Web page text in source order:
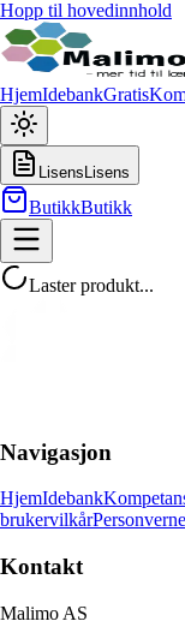
Hopp til hovedinnhold
HjemIdebankGratis
Lisens Lisens
ButikkButikk
Laster produkt...
Navigasjon
HjemIdebank
brukervilkår
Kontakt
Malimo AS